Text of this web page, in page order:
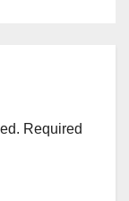
Required